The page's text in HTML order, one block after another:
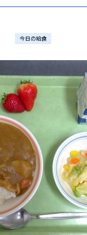
今日の給食